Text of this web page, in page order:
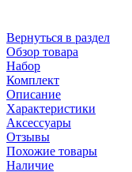
Вернуться в раздел
Обзор товара
Набор
Комплект
Описание
Характеристики
Аксессуары
Отзывы
Похожие товары
Наличие